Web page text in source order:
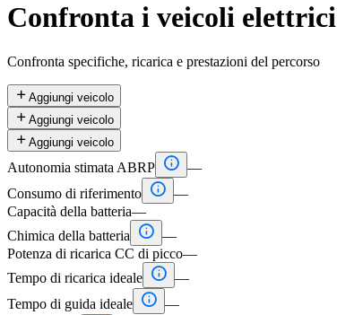
Confronta i veicoli elettrici
Confronta specifiche, ricarica e prestazioni del percorso
 Aggiungi veicolo
 Aggiungi veicolo
 Aggiungi veicolo
Autonomia stimata ABRP  —
Consumo di riferimento  —
Capacità della batteria—
Chimica della batteria
 —
Potenza di ricarica CC di picco—
Tempo di ricarica ideale  —
Tempo di guida ideale  —